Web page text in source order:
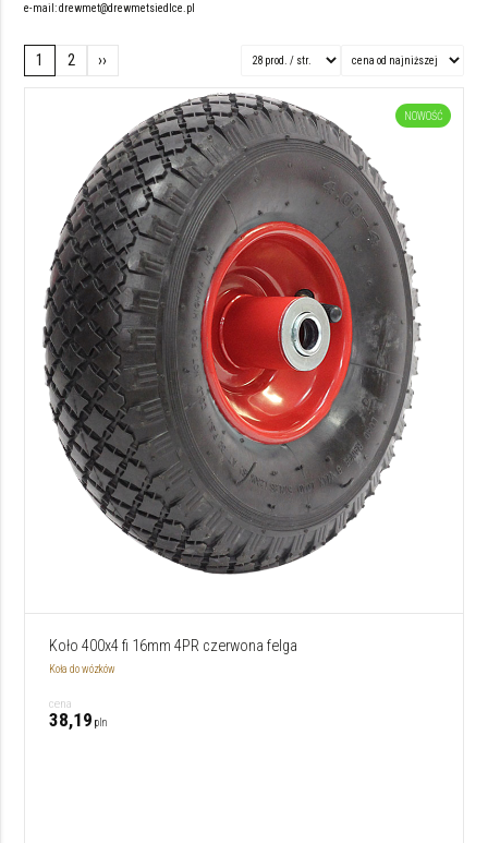
e-mail:drewmet@drewmetsiedlce.pl
1 2 ››
NOWOŚĆ
Koło 400x4 fi 16mm 4PR czerwona felga
Koła do wózków
cena
38,19 pln